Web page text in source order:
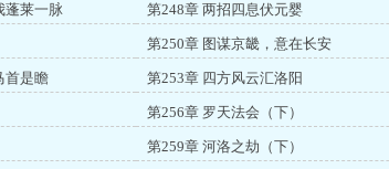
蓬莱一脉 第248章 两招四息伏元婴
第250章 图谋京畿，意在长安
首是瞻 第253章 四方风云汇洛阳
第256章 罗天法会（下）
第259章 河洛之劫（下）